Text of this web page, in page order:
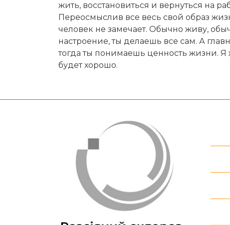
жить, восстановиться и вернуться на
Переосмыслив все весь свой образ
человек не замечает. Обычно живу,
настроение, ты делаешь все сам. А
тогда ты понимаешь ценность жизни. Я
будет хорошо.